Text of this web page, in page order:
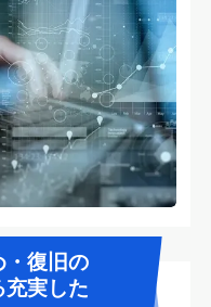
・復旧の
実した